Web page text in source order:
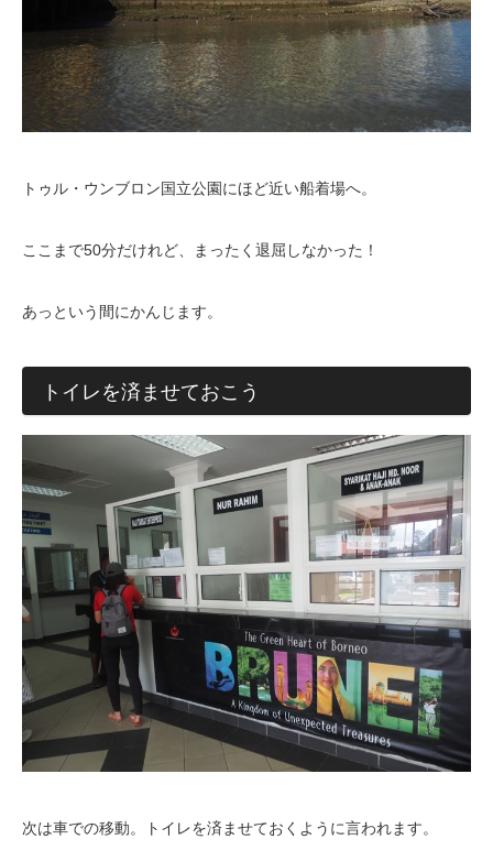
トゥル・ウンブロン国立公園にほど近い船着場へ。
ここまで50分だけれど、まったく退屈しなかった！
あっという間にかんじます。
トイレを済ませておこう
次は車での移動。トイレを済ませておくように言われます。